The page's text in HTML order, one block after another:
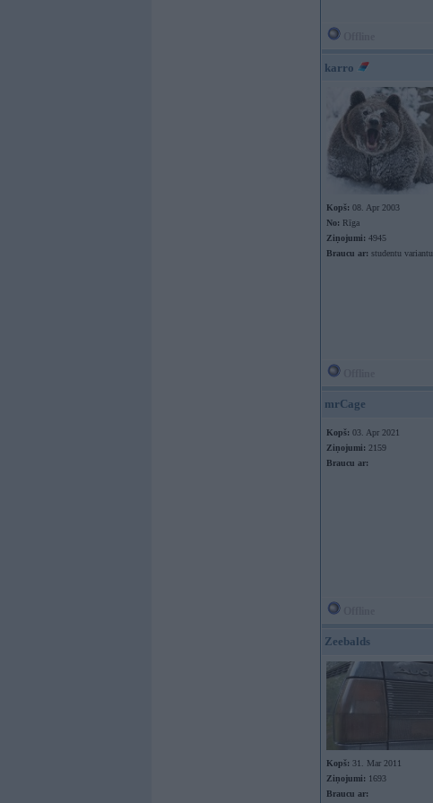
karro
Kopš: 08. Apr 2003
No: Rīga
Ziņojumi: 4945
Braucu ar: studentu variantu
mrCage
Kopš: 03. Apr 2021
Ziņojumi: 2159
Braucu ar:
Zeebalds
Kopš: 31. Mar 2011
Ziņojumi: 1693
Braucu ar: